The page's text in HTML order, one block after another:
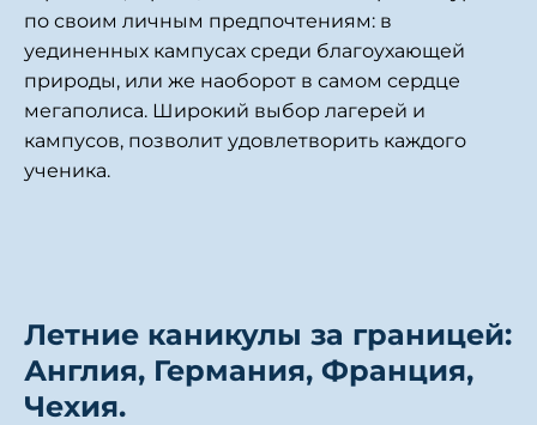
по своим личным предпочтениям: в
уединенных кампусах среди благоухающей
природы, или же наоборот в самом сердце
мегаполиса. Широкий выбор лагерей и
кампусов, позволит удовлетворить каждого
ученика.
Летние каникулы за границей:
Англия, Германия, Франция,
Чехия.